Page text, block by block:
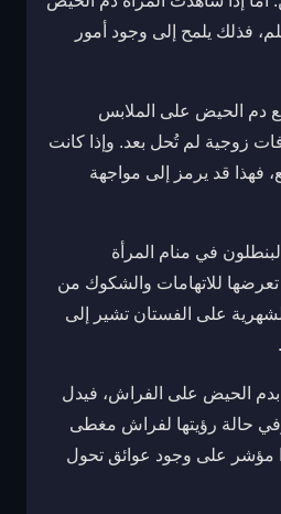
فذلك يلمح إلى وجود أمور
دم الحيض على الملابس
زوجية لم تُحل بعد. وإذا كانت
قد يرمز إلى مواجهة
في منام المرأة
تعرضها للاتهامات والشكوك من
على الفستان تشير إلى
بدم الحيض على الفراش، فيدل
حالة رؤيتها لفراش مغطى
مؤشر على وجود عوائق تحول